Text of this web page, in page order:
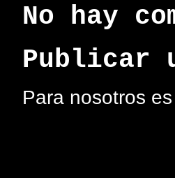
No hay
Publicar
Para nosotros